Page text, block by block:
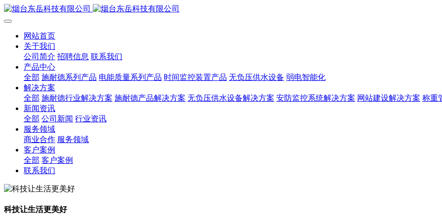
网站首页
关于我们
公司简介 招聘信息 联系我们
产品中心
全部 施耐德系列产品 电能质量系列产品 时间监控装置产品 无负压供水设备 弱电智能化
解决方案
全部 施耐德行业解决方案 施耐德产品解决方案 无负压供水设备解决方案 安防监控系统解决方案 网站建设解决方案 称重
新闻资讯
全部 公司新闻 行业资讯
服务领域
商业合作 服务领域
客户案例
全部 客户案例
联系我们
科技让生活更美好